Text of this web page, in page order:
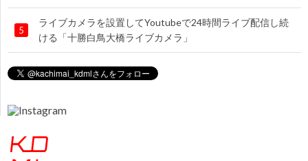
5
ライブカメラを設置してYoutubeで24時間ライブ配信し続
ける「十勝白鳥大橋ライブカメラ」